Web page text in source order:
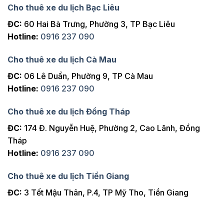
Cho thuê xe du lịch Bạc Liêu
ĐC: 60 Hai Bà Trưng, Phường 3, TP Bạc Liêu
Hotline: 0916 237 090
Cho thuê xe du lịch Cà Mau
ĐC: 06 Lê Duẩn, Phường 9, TP Cà Mau
Hotline: 0916 237 090
Cho thuê xe du lịch Đồng Tháp
ĐC: 174 Đ. Nguyễn Huệ, Phường 2, Cao Lãnh, Đồng
Tháp
Hotline: 0916 237 090
Cho thuê xe du lịch Tiền Giang
ĐC: 3 Tết Mậu Thân, P.4, TP Mỹ Tho, Tiền Giang